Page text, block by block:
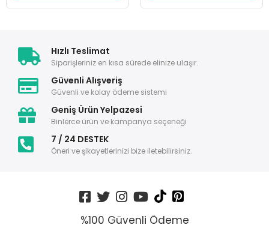
Hızlı Teslimat
Siparişleriniz en kısa sürede elinize ulaşır.
Güvenli Alışveriş
Güvenli ve kolay ödeme sistemi
Geniş Ürün Yelpazesi
Binlerce ürün ve kampanya seçeneği
7 / 24 DESTEK
Öneri ve şikayetlerinizi bize iletebilirsiniz.
%100 Güvenli Ödeme